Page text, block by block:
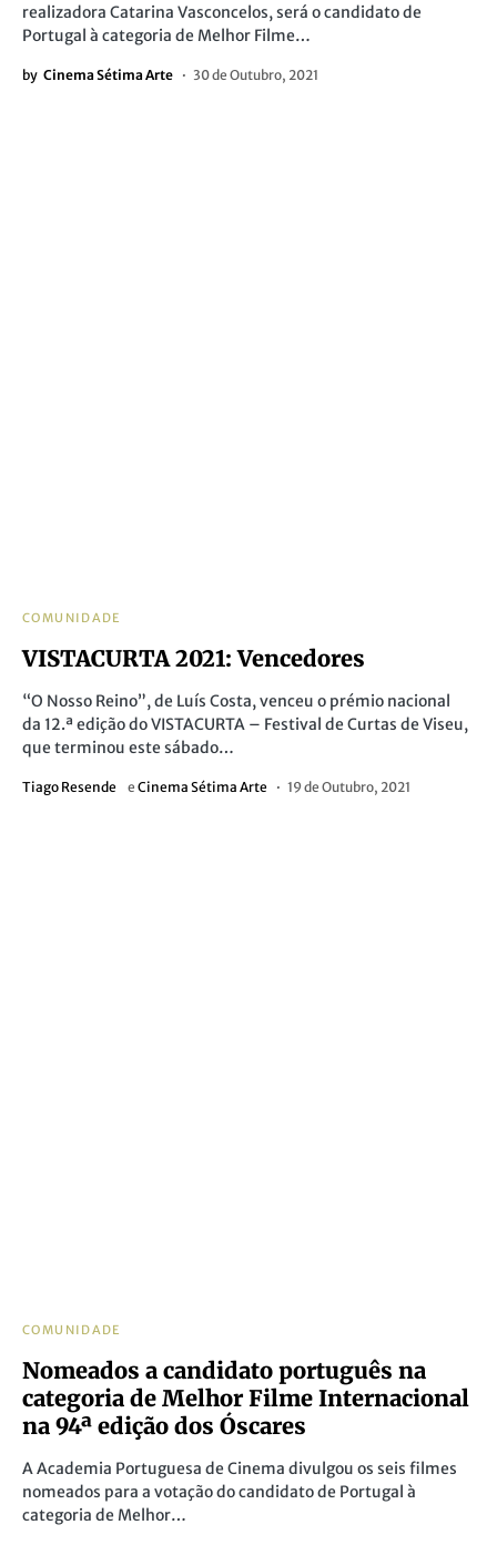
realizadora Catarina Vasconcelos, será o candidato de
Portugal à categoria de Melhor Filme…
by Cinema Sétima Arte 30 de Outubro, 2021
COMUNIDADE
VISTACURTA 2021: Vencedores
“O Nosso Reino”, de Luís Costa, venceu o prémio nacional
da 12.ª edição do VISTACURTA – Festival de Curtas de Viseu,
que terminou este sábado…
Tiago Resende e Cinema Sétima Arte 19 de Outubro, 2021
COMUNIDADE
Nomeados a candidato português na
categoria de Melhor Filme Internacional
na 94ª edição dos Óscares
A Academia Portuguesa de Cinema divulgou os seis filmes
nomeados para a votação do candidato de Portugal à
categoria de Melhor…